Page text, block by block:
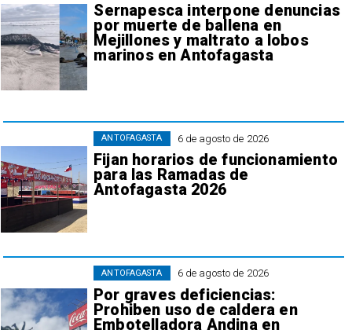
Sernapesca interpone denuncias
por muerte de ballena en
Mejillones y maltrato a lobos
marinos en Antofagasta
6 de agosto de 2026
Fijan horarios de funcionamiento
para las Ramadas de
Antofagasta 2026
ANTOFAGASTA
6 de agosto de 2026
Por graves deficiencias:
Prohiben uso de caldera en
Embotelladora Andina en
ANTOFAGASTA